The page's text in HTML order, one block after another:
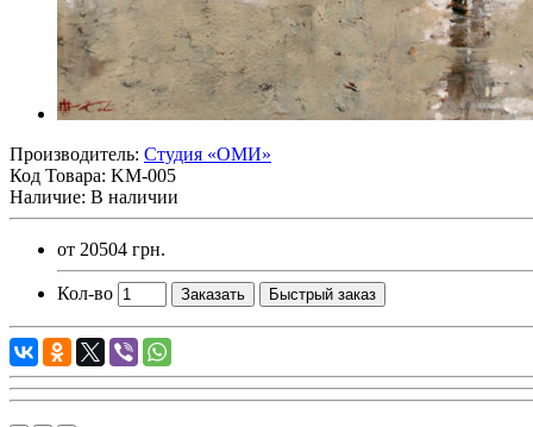
Производитель: Студия «ОМИ»
Код Товара: KM-005
Наличие: В наличии
от 20504 грн.
Кол-во Заказать Быстрый заказ